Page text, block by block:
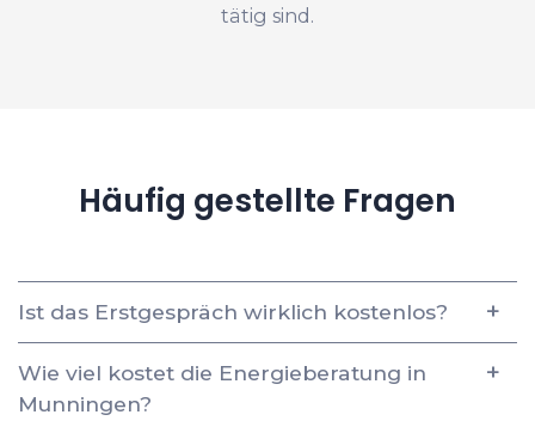
tätig sind.
Häufig gestellte Fragen
Ist das Erstgespräch wirklich kostenlos?
Wie viel kostet die Energieberatung in
Munningen?